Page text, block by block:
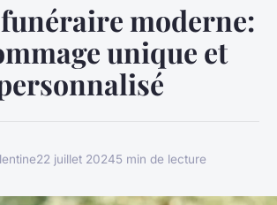
moderne:
unique et
22 juillet 20245 min de lecture